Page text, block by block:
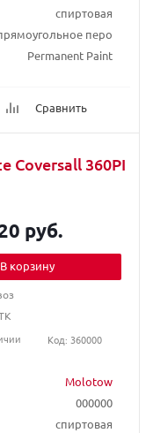
спиртовая
перо
Permanent Paint
Сравнить
Coversall 360PI
Molotow
000000
спиртовая
руб.
В корзину
Код: 360000